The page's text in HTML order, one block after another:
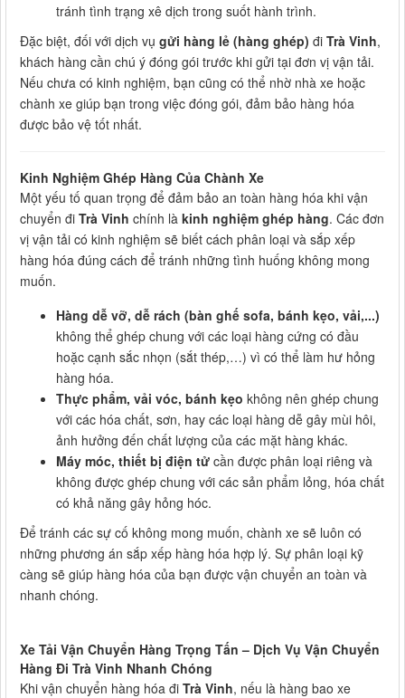
tránh tình trạng xê dịch trong suốt hành trình.
Đặc biệt, đối với dịch vụ gửi hàng lẻ (hàng ghép) đi Trà Vinh,
khách hàng cần chú ý đóng gói trước khi gửi tại đơn vị vận tải.
Nếu chưa có kinh nghiệm, bạn cũng có thể nhờ nhà xe hoặc
chành xe giúp bạn trong việc đóng gói, đảm bảo hàng hóa
được bảo vệ tốt nhất.
Kinh Nghiệm Ghép Hàng Của Chành Xe
Một yếu tố quan trọng để đảm bảo an toàn hàng hóa khi vận
chuyển đi Trà Vinh chính là kinh nghiệm ghép hàng. Các đơn
vị vận tải có kinh nghiệm sẽ biết cách phân loại và sắp xếp
hàng hóa đúng cách để tránh những tình huống không mong
muốn.
Hàng dễ vỡ, dễ rách (bàn ghế sofa, bánh kẹo, vải,...)
không thể ghép chung với các loại hàng cứng có đầu
hoặc cạnh sắc nhọn (sắt thép,…) vì có thể làm hư hỏng
hàng hóa.
Thực phẩm, vải vóc, bánh kẹo không nên ghép chung
với các hóa chất, sơn, hay các loại hàng dễ gây mùi hôi,
ảnh hưởng đến chất lượng của các mặt hàng khác.
Máy móc, thiết bị điện tử cần được phân loại riêng và
không được ghép chung với các sản phẩm lỏng, hóa chất
có khả năng gây hỏng hóc.
Để tránh các sự cố không mong muốn, chành xe sẽ luôn có
những phương án sắp xếp hàng hóa hợp lý. Sự phân loại kỹ
càng sẽ giúp hàng hóa của bạn được vận chuyển an toàn và
nhanh chóng.
Xe Tải Vận Chuyển Hàng Trọng Tấn – Dịch Vụ Vận Chuyển
Hàng Đi Trà Vinh Nhanh Chóng
Khi vận chuyển hàng hóa đi Trà Vinh, nếu là hàng bao xe